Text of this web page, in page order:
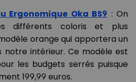
Ergonomique Oka BS9 : On
différents coloris et plus
orange qui apportera un
notre intérieur. Ce modèle est
les budgets serrés puisque
199,99 euros.